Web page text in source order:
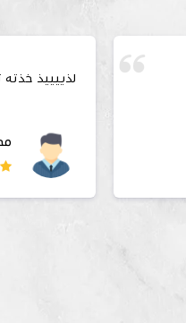
المتحر الاحب